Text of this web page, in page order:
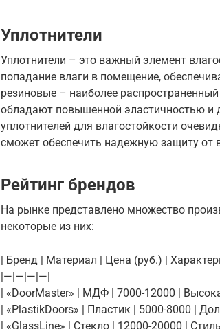
Уплотнители
Уплотнители – это важный элемент
попадание влаги в помещение,
резиновые – наиболее
обладают повышенной эластичностью и
уплотнителей для влагостойкости
сможет обеспечить надежную защиту от
Рейтинг брендов
На рынке представлено множество
некоторые из них:
| Бренд | Материал | Цена (руб.) |
|—|—|—|—|
| «DoorMaster» | МДФ | 7000-12000 |
| «PlastikDoors» | Пластик | 5000-8000 |
| «GlassLine» | Стекло | 12000-20000 |